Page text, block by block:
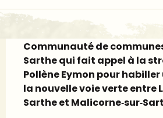
Faire sortir l’art dans la rue
Communauté de
Sarthe qui fait appel à la
Pollène Eymon pour
la nouvelle voie verte entre
Sarthe et